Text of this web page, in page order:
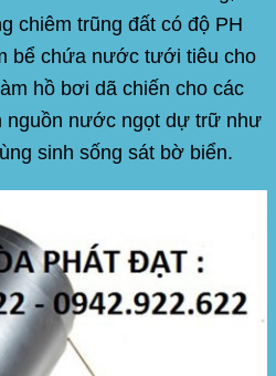
chiêm trũng đất có độ PH
bể chứa nước tưới tiêu cho
hồ bơi dã chiến cho các
nguồn nước ngọt dự trữ như
sinh sống sát bờ biển.